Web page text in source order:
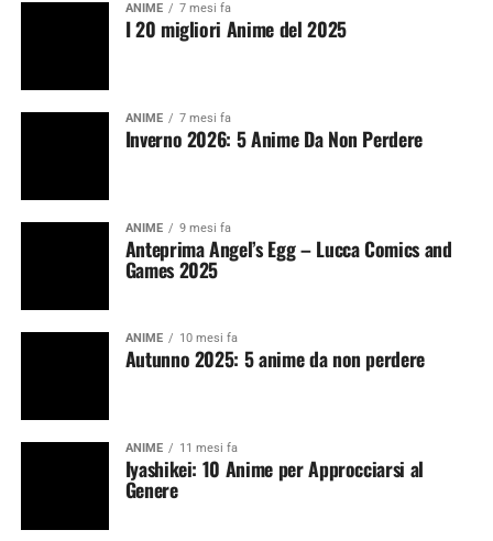
ANIME 7 mesi fa
I 20 migliori Anime del 2025
ANIME 7 mesi fa
Inverno 2026: 5 Anime Da Non Perdere
ANIME 9 mesi fa
Anteprima Angel’s Egg – Lucca Comics and
Games 2025
ANIME 10 mesi fa
Autunno 2025: 5 anime da non perdere
ANIME 11 mesi fa
Iyashikei: 10 Anime per Approcciarsi al
Genere